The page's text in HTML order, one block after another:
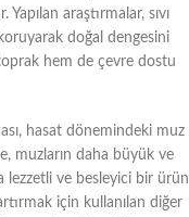
araştırmalar, sıvı
doğal dengesini
hem de çevre dostu
hasat dönemindeki muz
muzların daha büyük ve
lezzetli ve besleyici bir ürün
için kullanılan diğer